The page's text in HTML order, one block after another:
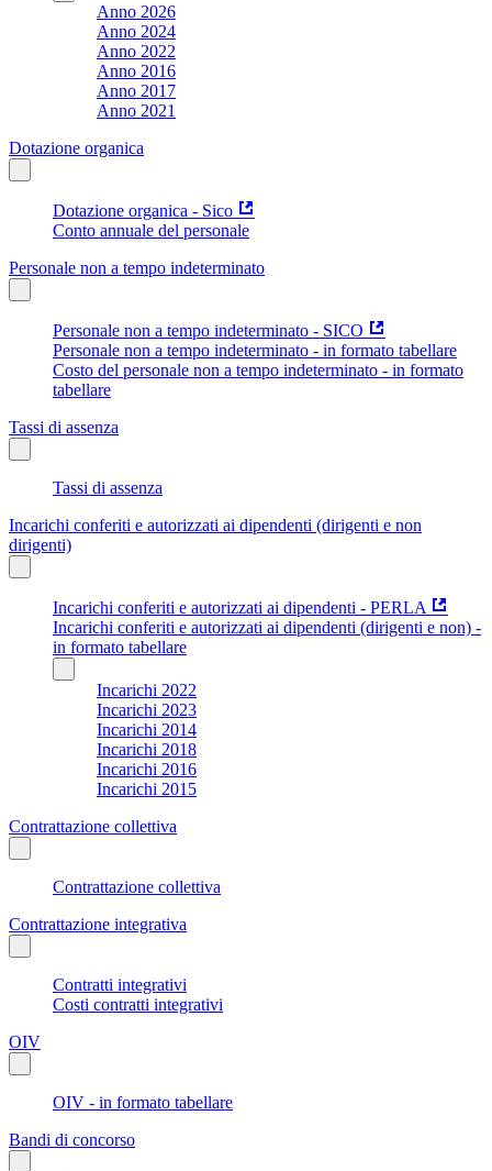
Anno 2026
Anno 2024
Anno 2022
Anno 2016
Anno 2017
Anno 2021
Dotazione organica
Dotazione organica - Sico
Conto annuale del personale
Personale non a tempo indeterminato
Personale non a tempo indeterminato - SICO
Personale non a tempo indeterminato - in formato tabellare
Costo del personale non a tempo indeterminato - in formato
tabellare
Tassi di assenza
Tassi di assenza
Incarichi conferiti e autorizzati ai dipendenti (dirigenti e non
dirigenti)
Incarichi conferiti e autorizzati ai dipendenti - PERLA
Incarichi conferiti e autorizzati ai dipendenti (dirigenti e non) -
in formato tabellare
Incarichi 2022
Incarichi 2023
Incarichi 2014
Incarichi 2018
Incarichi 2016
Incarichi 2015
Contrattazione collettiva
Contrattazione collettiva
Contrattazione integrativa
Contratti integrativi
Costi contratti integrativi
OIV
OIV - in formato tabellare
Bandi di concorso